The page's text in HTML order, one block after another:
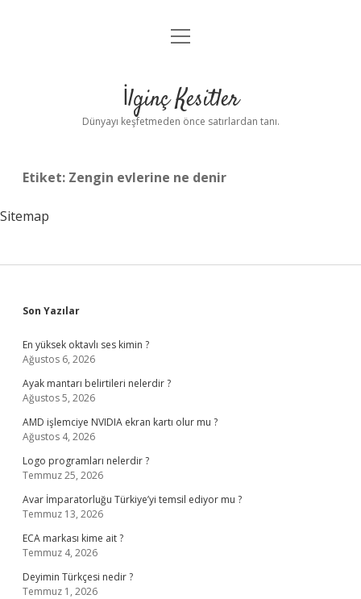
Anasayfa
Yasal Uyarı
menüyü
İlginç Kesitler
Dünyayı keşfetmeden önce satırlardan tanı.
Etiket: Zengin evlerine ne denir
Sitemap
Sidebar
Son Yazılar
En yüksek oktavlı ses kimin ?
Ağustos 6, 2026
Ayak mantarı belirtileri nelerdir ?
Ağustos 5, 2026
AMD işlemciye NVIDIA ekran kartı olur mu ?
Ağustos 4, 2026
Logo programları nelerdir ?
Temmuz 25, 2026
Avar İmparatorluğu Türkiye’yi temsil ediyor mu ?
Temmuz 13, 2026
ECA markası kime ait ?
Temmuz 4, 2026
Deyimin Türkçesi nedir ?
Temmuz 1, 2026